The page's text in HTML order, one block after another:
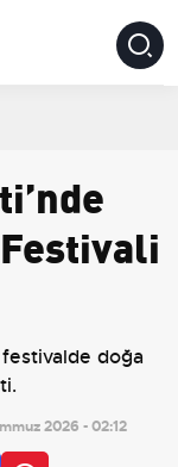
Festivali
doğa
2026 - 02:12